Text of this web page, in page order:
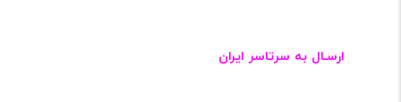
ارسـال به سرتاسر ایران